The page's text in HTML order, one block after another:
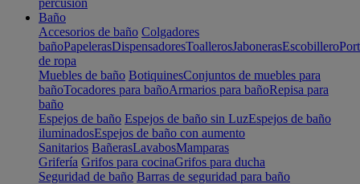
percusión
Baño
Accesorios de baño Colgadores
bañoPapelerasDispensadoresToallerosJabonerasEscobillero
de ropa
Muebles de baño BotiquinesConjuntos de muebles para
bañoTocadores para bañoArmarios para bañoRepisa para
baño
Espejos de baño Espejos de baño sin LuzEspejos de baño
iluminadosEspejos de baño con aumento
Sanitarios BañerasLavabosMamparas
Grifería Grifos para cocinaGrifos para ducha
Seguridad de baño Barras de seguridad para baño